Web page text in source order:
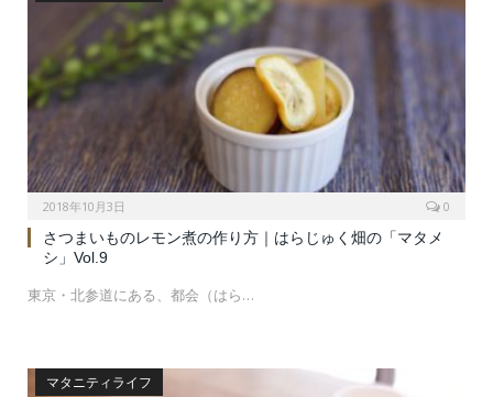
2018年10月3日 0
さつまいものレモン煮の作り方｜はらじゅく畑の「マタメ
シ」Vol.9
東京・北参道にある、都会（はら…
マタニティライフ